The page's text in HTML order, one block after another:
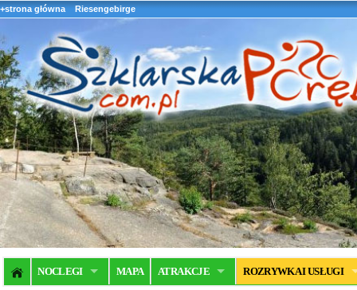
+strona główna Riesengebirge
NOCLEGI MAPA ATRAKCJE ROZRYWKA I USŁUGI